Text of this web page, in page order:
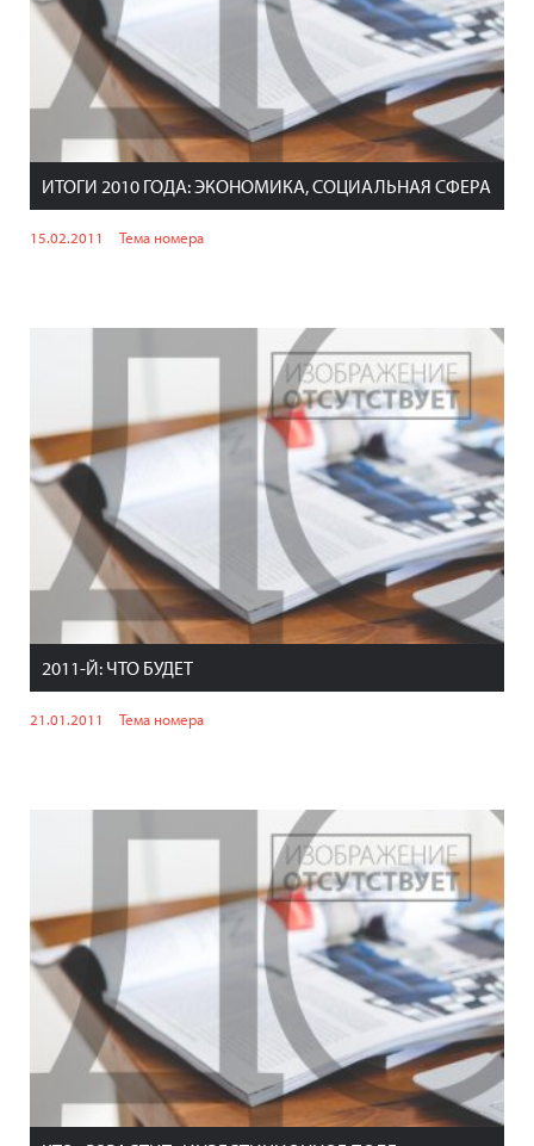
ИТОГИ 2010 ГОДА: ЭКОНОМИКА, СОЦИАЛЬНАЯ СФЕРА
15.02.2011 Тема номера
2011-Й: ЧТО БУДЕТ
21.01.2011 Тема номера